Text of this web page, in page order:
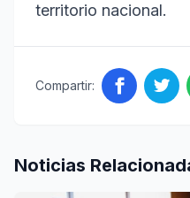
territorio nacional.
Compartir:
Noticias